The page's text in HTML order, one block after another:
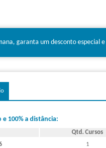
perfil pessoal no site Microsoft.com e
garanta um desconto especial
100% a distância:
Qtd. Cursos
1